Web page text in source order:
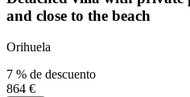
and close to the beach
Orihuela
7 % de descuento
864 €